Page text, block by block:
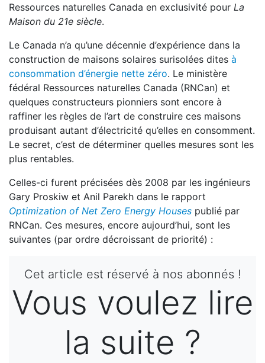
Ressources naturelles Canada en exclusivité pour La
Maison du 21e siècle.
Le Canada n’a qu’une décennie d’expérience dans la
construction de maisons solaires surisolées dites à
consommation d’énergie nette zéro. Le ministère
fédéral Ressources naturelles Canada (RNCan) et
quelques constructeurs pionniers sont encore à
raffiner les règles de l’art de construire ces maisons
produisant autant d’électricité qu’elles en consomment.
Le secret, c’est de déterminer quelles mesures sont les
plus rentables.
Celles-ci furent précisées dès 2008 par les ingénieurs
Gary Proskiw et Anil Parekh dans le rapport
Optimization of Net Zero Energy Houses publié par
RNCan. Ces mesures, encore aujourd’hui, sont les
suivantes (par ordre décroissant de priorité) :
Cet article est réservé à nos abonnés !
Vous voulez lire
la suite ?